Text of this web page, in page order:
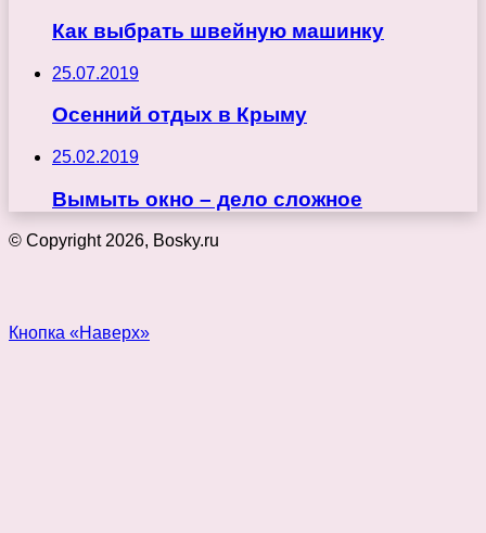
Как выбрать швейную машинку
25.07.2019
Осенний отдых в Крыму
25.02.2019
Вымыть окно – дело сложное
© Copyright 2026, Bosky.ru
Кнопка «Наверх»